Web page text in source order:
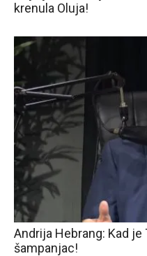
krenula Oluja!
Andrija Hebrang: Kad
šampanjac!